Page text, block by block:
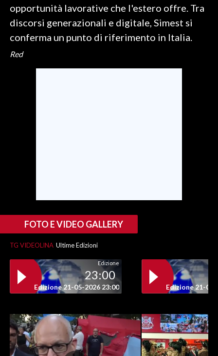
opportunità lavorative che l'estero offre. Tra
discorsi generazionali e digitale, Simest si
conferma un punto di riferimento in Italia.
Red
FOTO E VIDEO GALLERY
TG VIDEOLINA Ultime Edizioni
Edizione
23:00
Edizione 21-05-2026 23:00 Edizione 21-05-